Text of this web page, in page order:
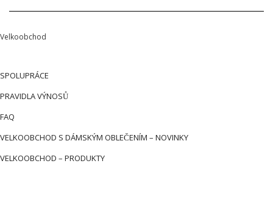
Velkoobchod
SPOLUPRÁCE
PRAVIDLA VÝNOSŮ
FAQ
VELKOOBCHOD S DÁMSKÝM OBLEČENÍM – NOVINKY
VELKOOBCHOD – PRODUKTY